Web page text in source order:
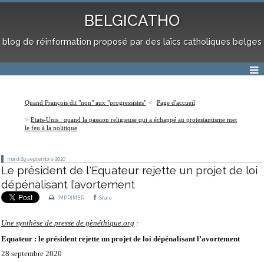
BELGICATHO
blog de réinformation proposé par des laïcs catholiques belges
Quand François dit "non" aux "progressistes" Page d'accueil
Etats-Unis : quand la passion religieuse qui a échappé au protestantisme met
le feu à la politique
mardi 29 septembre 2020
Le président de l'Equateur rejette un projet de loi
dépénalisant l’avortement
IMPRIMER Share
Une synthèse de presse de gènéthique.org :
Equateur : le président rejette un projet de loi dépénalisant l’avortement
28 septembre 2020